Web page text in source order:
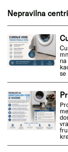
Nepravilna
se